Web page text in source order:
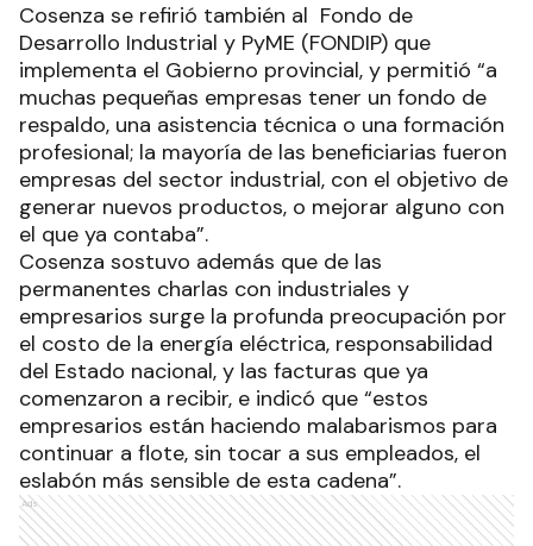
Cosenza se refirió también al Fondo de
Desarrollo Industrial y PyME (FONDIP) que
implementa el Gobierno provincial, y permitió “a
muchas pequeñas empresas tener un fondo de
respaldo, una asistencia técnica o una formación
profesional; la mayoría de las beneficiarias fueron
empresas del sector industrial, con el objetivo de
generar nuevos productos, o mejorar alguno con
el que ya contaba”.
Cosenza sostuvo además que de las
permanentes charlas con industriales y
empresarios surge la profunda preocupación por
el costo de la energía eléctrica, responsabilidad
del Estado nacional, y las facturas que ya
comenzaron a recibir, e indicó que “estos
empresarios están haciendo malabarismos para
continuar a flote, sin tocar a sus empleados, el
eslabón más sensible de esta cadena”.
Ads